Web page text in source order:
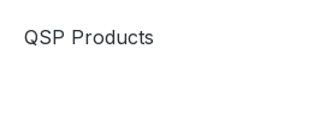
QSP Products